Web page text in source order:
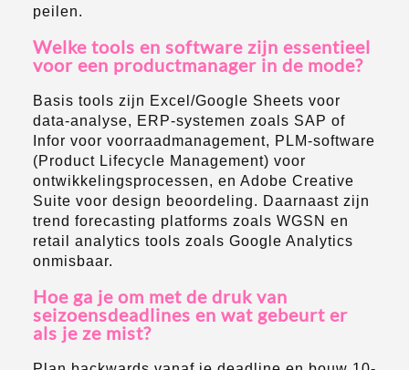
peilen.
Welke tools en software zijn essentieel
voor een productmanager in de mode?
Basis tools zijn Excel/Google Sheets voor
data-analyse, ERP-systemen zoals SAP of
Infor voor voorraadmanagement, PLM-software
(Product Lifecycle Management) voor
ontwikkelingsprocessen, en Adobe Creative
Suite voor design beoordeling. Daarnaast zijn
trend forecasting platforms zoals WGSN en
retail analytics tools zoals Google Analytics
onmisbaar.
Hoe ga je om met de druk van
seizoensdeadlines en wat gebeurt er
als je ze mist?